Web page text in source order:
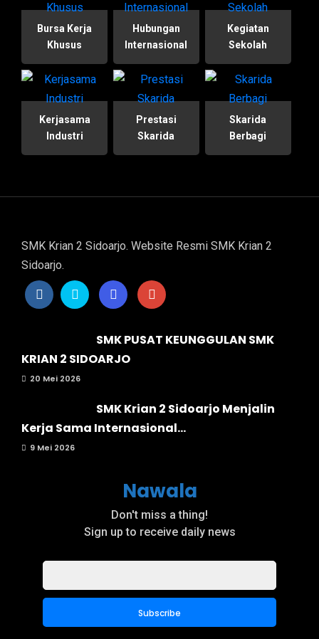
Bursa Kerja
Khusus
Hubungan
Internasional
Kegiatan
Sekolah
Kerjasama
Industri
Prestasi
Skarida
Skarida
Berbagi
SMK Krian 2 Sidoarjo. Website Resmi SMK Krian 2
Sidoarjo.
SMK PUSAT KEUNGGULAN SMK
KRIAN 2 SIDOARJO
20 Mei 2026
SMK Krian 2 Sidoarjo Menjalin
Kerja Sama Internasional...
9 Mei 2026
Nawala
Don't miss a thing!
Sign up to receive daily news